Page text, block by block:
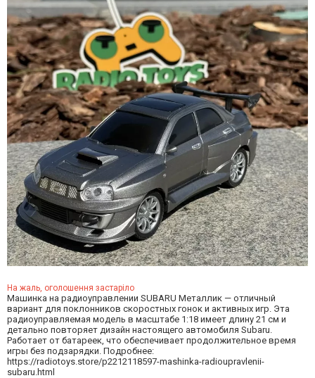
На жаль, оголошення застаріло
Машинка на радиоуправлении SUBARU Металлик — отличный
вариант для поклонников скоростных гонок и активных игр. Эта
радиоуправляемая модель в масштабе 1:18 имеет длину 21 см и
детально повторяет дизайн настоящего автомобиля Subaru.
Работает от батареек, что обеспечивает продолжительное время
игры без подзарядки. Подробнее:
https://radiotoys.store/p2212118597-mashinka-radioupravlenii-
subaru.html